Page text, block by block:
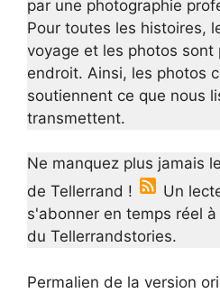
par une photographie
Pour toutes les histoires,
voyage et les photos sont
endroit. Ainsi, les photos
soutiennent ce que nous
transmettent.
Ne manquez plus jamais
de Tellerrand !
Un
s'abonner en temps réel
du Tellerrandstories.
Permalien de la version